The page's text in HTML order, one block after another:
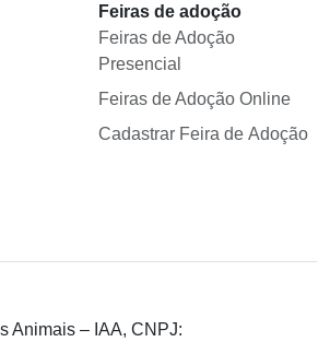
Feiras de adoção
Feiras de Adoção
Presencial
Feiras de Adoção Online
Cadastrar Feira de Adoção
Animais – IAA, CNPJ: